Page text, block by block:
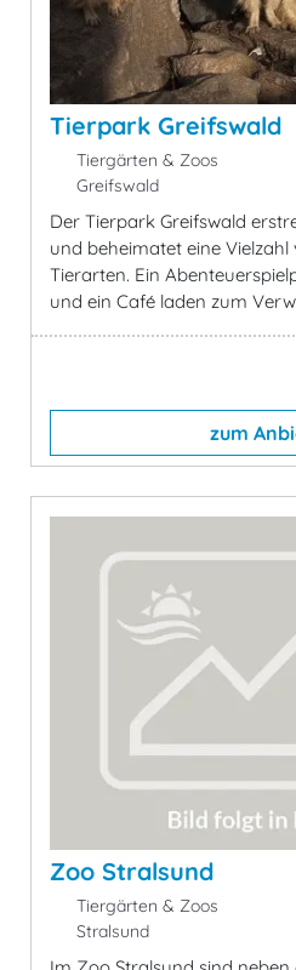
Tierpark Greifswald
Tiergärten & Zoos
Greifswald
Der Tierpark Greifswald
und beheimatet eine Vielzahl
Tierarten. Ein
und ein Café laden zum
zum
Zoo Stralsund
Tiergärten & Zoos
Stralsund